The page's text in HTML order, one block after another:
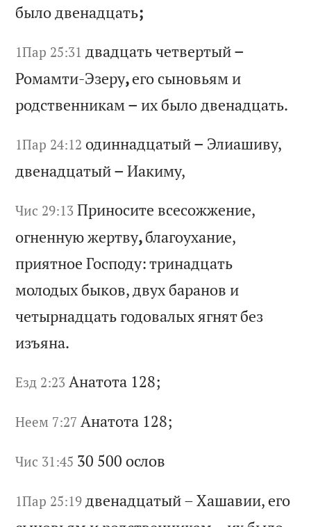
былодвенадцать;
1Пар 25:31 двадцатьчетвертый–
Ромамти-Эзеру,его сыновьям и
родственникам– ихбылодвенадцать.
1Пар 24:12 одиннадцатый– Элиашиву,
двенадцатый– Иакиму,
Чис 29:13 Приносите всесожжение,
огненнуюжертву,благоухание,
приятноеГосподу:тринадцать
молодыхбыков,двухбаранов и
четырнадцать годовалыхягнятбез
изъяна.
Езд 2:23 Анатота 128;
Неем 7:27 Анатота 128;
Чис 31:45 30 500 ослов
1Пар 25:19 двенадцатый–Хашавии, его